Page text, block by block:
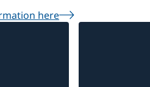
here